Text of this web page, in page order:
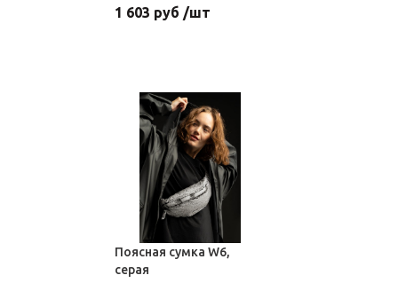
1 603 руб /шт
Поясная сумка W6,
серая